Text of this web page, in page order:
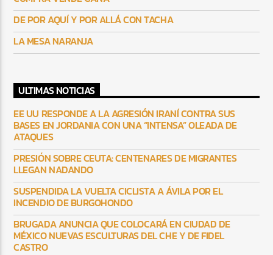
DE POR AQUÍ Y POR ALLÁ CON TACHA
LA MESA NARANJA
ULTIMAS NOTICIAS
EE UU RESPONDE A LA AGRESIÓN IRANÍ CONTRA SUS
BASES EN JORDANIA CON UNA “INTENSA” OLEADA DE
ATAQUES
PRESIÓN SOBRE CEUTA: CENTENARES DE MIGRANTES
LLEGAN NADANDO
SUSPENDIDA LA VUELTA CICLISTA A ÁVILA POR EL
INCENDIO DE BURGOHONDO
BRUGADA ANUNCIA QUE COLOCARÁ EN CIUDAD DE
MÉXICO NUEVAS ESCULTURAS DEL CHE Y DE FIDEL
CASTRO